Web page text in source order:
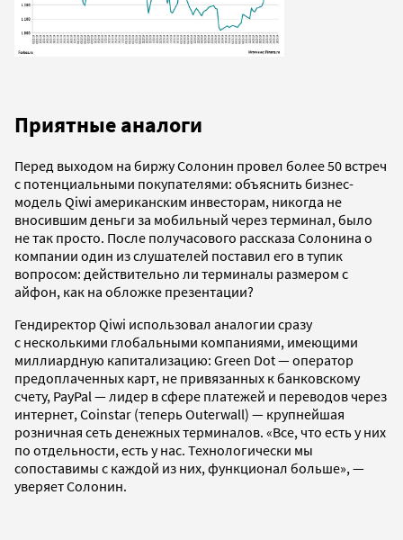
Приятные аналоги
Перед выходом на биржу Солонин провел более 50 встреч
с потенциальными покупателями: объяснить бизнес-
модель Qiwi американским инвесторам, никогда не
вносившим деньги за мобильный через терминал, было
не так просто. После получасового рассказа Солонина о
компании один из слушателей поставил его в тупик
вопросом: действительно ли терминалы размером с
айфон, как на обложке презентации?
Гендиректор Qiwi использовал аналогии сразу
с несколькими глобальными компаниями, имеющими
миллиардную капитализацию: Green Dot — оператор
предоплаченных карт, не привязанных к банковскому
счету, PayPal — лидер в сфере платежей и переводов через
интернет, Coinstar (теперь Outerwall) — крупнейшая
розничная сеть денежных терминалов. «Все, что есть у них
по отдельности, есть у нас. Технологически мы
сопоставимы с каждой из них, функционал больше», —
уверяет Солонин.